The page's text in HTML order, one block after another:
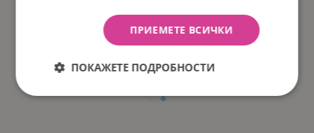
ПРИЕМЕТЕ ВСИЧКИ
ПОКАЖЕТЕ ПОДРОБНОСТИ